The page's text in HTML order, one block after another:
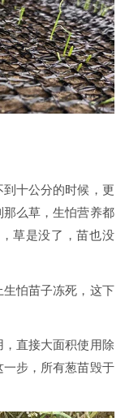
十公分的时候，更
么草，生怕营养都
草是没了，苗也没
怕苗子冻死，这下
直接大面积使用除
步，所有葱苗毁于